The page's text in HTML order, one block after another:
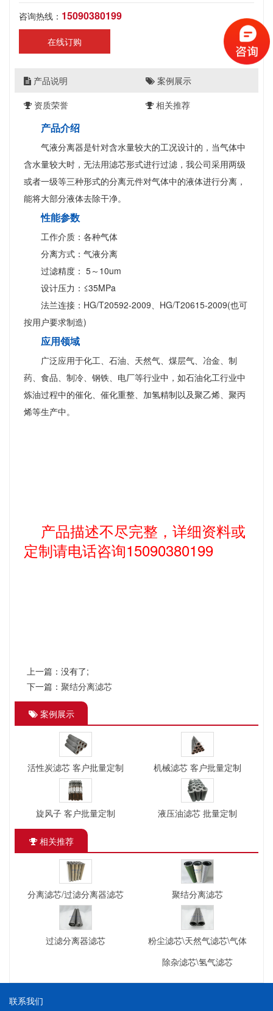
咨询热线： 15090380199
在线订购
产品说明
案例展示
资质荣誉
相关推荐
产品介绍
气液分离器是针对含水量较大的工况设计的，当气体中
含水量较大时，无法用滤芯形式进行过滤，我公司采用两级
或者一级等三种形式的分离元件对气体中的液体进行分离，
能将大部分液体去除干净。
性能参数
工作介质：各种气体
分离方式：气液分离
过滤精度： 5～10um
设计压力：≤35MPa
法兰连接：HG/T20592-2009、HG/T20615-2009(也可
按用户要求制造)
应用领域
广泛应用于化工、石油、天然气、煤层气、冶金、制
药、食品、制冷、钢铁、电厂等行业中，如石油化工行业中
炼油过程中的催化、催化重整、加氢精制以及聚乙烯、聚丙
烯等生产中。
产品描述不尽完整，详细资料或
定制请电话咨询15090380199
上一篇：没有了;
下一篇：聚结分离滤芯
案例展示
活性炭滤芯 客户批量定制 机械滤芯 客户批量定制
旋风子 客户批量定制 液压油滤芯 批量定制
相关推荐
分离滤芯/过滤分离器滤芯 聚结分离滤芯
过滤分离器滤芯
粉尘滤芯\天然气滤芯\气体
除杂滤芯\氢气滤芯
联系我们